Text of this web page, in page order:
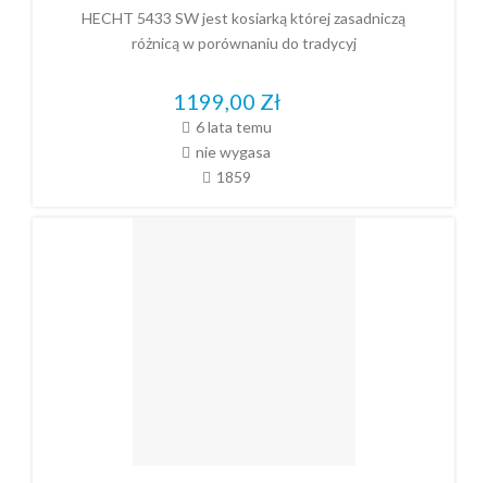
HECHT 5433 SW jest kosiarką której zasadniczą
różnicą w porównaniu do tradycyj
1199,00 Zł
6 lata temu
nie wygasa
1859